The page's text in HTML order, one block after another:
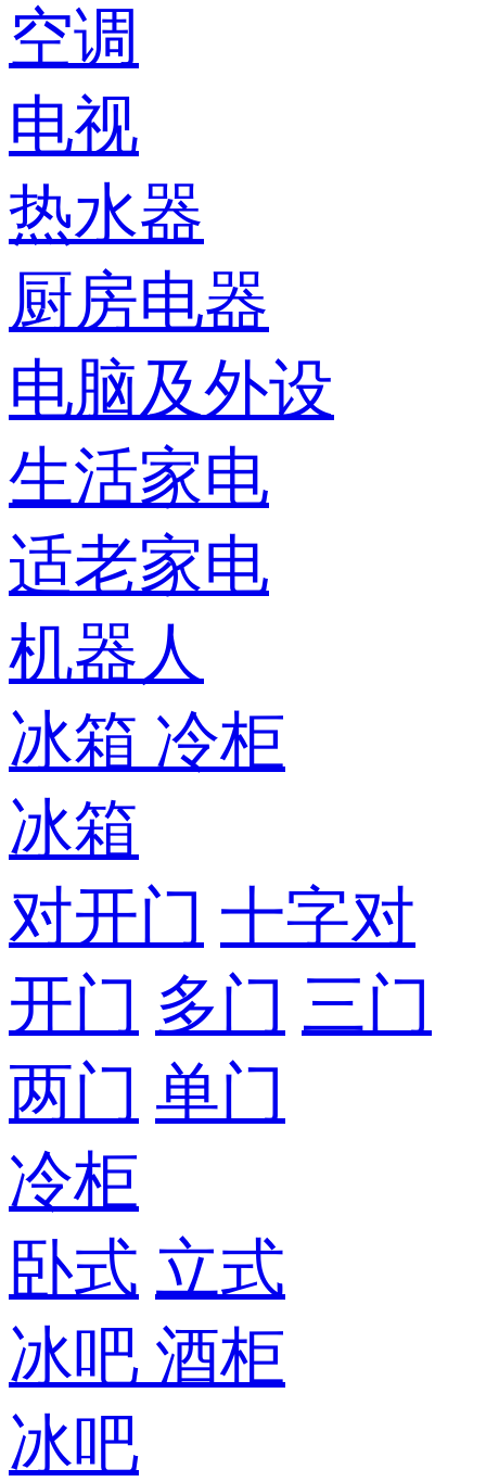
空调
电视
热水器
厨房电器
电脑及外设
生活家电
适老家电
机器人
冰箱 冷柜
冰箱
对开门 十字对
开门 多门 三门
两门 单门
冷柜
卧式 立式
冰吧 酒柜
冰吧